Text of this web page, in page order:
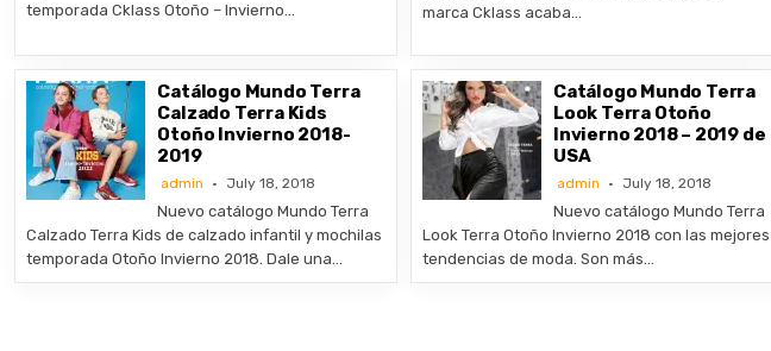
temporada Cklass Otoño – Invierno…
marca Cklass acaba…
Catálogo Mundo Terra
Calzado Terra Kids
Otoño Invierno 2018-
2019
admin July 18, 2018
Nuevo catálogo Mundo Terra
Calzado Terra Kids de calzado infantil y mochilas
temporada Otoño Invierno 2018. Dale una…
Catálogo Mundo Terra
Look Terra Otoño
Invierno 2018 – 2019 de
USA
admin July 18, 2018
Nuevo catálogo Mundo Terra
Look Terra Otoño Invierno 2018 con las mejores
tendencias de moda. Son más…